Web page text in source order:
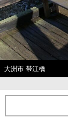
大洲市 帯江橋